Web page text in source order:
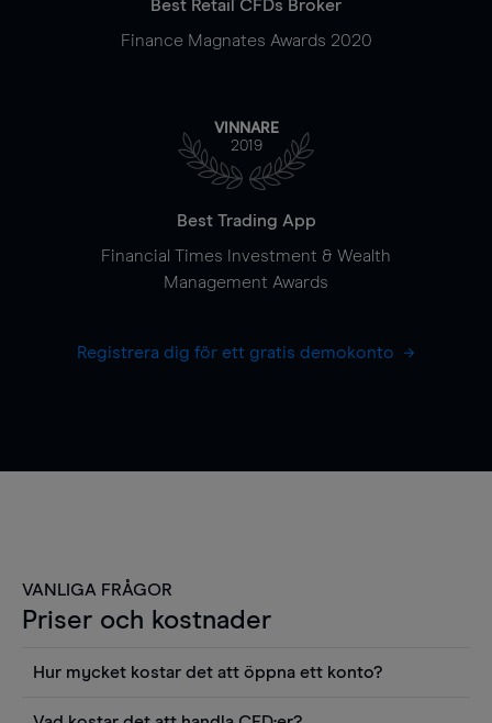
Best Retail CFDs Broker
Finance Magnates Awards 2020
VINNARE
2019
Best Trading App
Financial Times Investment & Wealth
Management Awards
Registrera dig för ett gratis demokonto
VANLIGA FRÅGOR
Priser och kostnader
Hur mycket kostar det att öppna ett konto?